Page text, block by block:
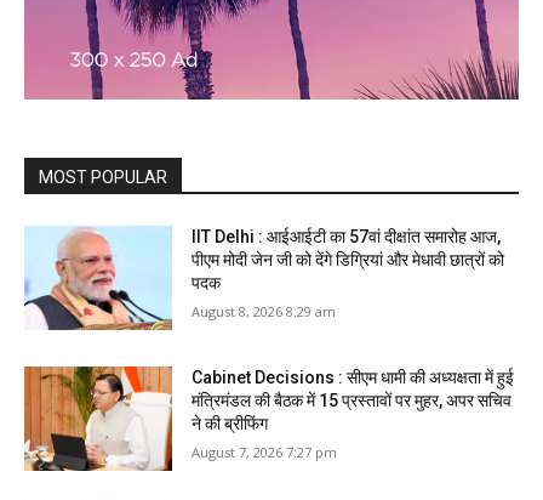
MOST POPULAR
IIT Delhi : आईआईटी का 57वां दीक्षांत समारोह आज,
पीएम मोदी जेन जी को देंगे डिग्रियां और मेधावी छात्रों को
पदक
August 8, 2026 8:29 am
Cabinet Decisions : सीएम धामी की अध्यक्षता में हुई
मंत्रिमंडल की बैठक में 15 प्रस्तावों पर मुहर, अपर सचिव
ने की ब्रीफिंग
August 7, 2026 7:27 pm